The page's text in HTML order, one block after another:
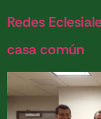
Redes
casa común